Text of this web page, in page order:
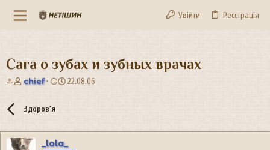
Увійти Реєстрація
Сага о зубах и зубных врачах
А
о
т
е
chief
Д
т
в
22.08.06
Здоров'я
_lola_